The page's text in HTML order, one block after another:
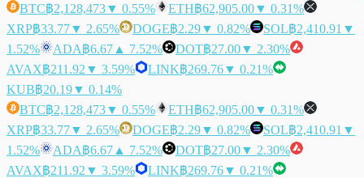
BTC฿2,128,473▼ 0.55% ETH฿62,905.00▼ 0.31%
XRP฿33.77▼ 2.65% DOGE฿2.29▼ 0.82% SOL฿2,410.91 ▼
1.52%
ADA฿6.67 ▲ 7.52% DOT฿27.00▼ 2.30%
AVAX฿211.92 ▼ 3.59% LINK฿269.76▼ 0.21%
KUB฿20.19▼ 0.14%
BTC฿2,128,473▼ 0.55% ETH฿62,905.00▼ 0.31%
XRP฿33.77▼ 2.65% DOGE฿2.29▼ 0.82% SOL฿2,410.91 ▼
1.52%
ADA฿6.67 ▲ 7.52% DOT฿27.00▼ 2.30%
AVAX฿211.92 ▼ 3.59% LINK฿269.76▼ 0.21%